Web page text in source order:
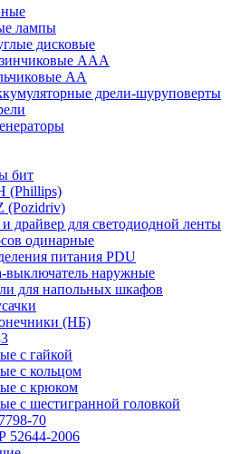
лампы
дисковые
ААА
АА
дрели-шуруповерты
бит
(Phillips)
(Pozidriv)
драйвер для светодиодной ленты
одинарные
питания PDU
выключатель наружные
для напольных шкафов
(НБ)
с гайкой
с кольцом
с крюком
с шестигранной головкой
70
52644-2006